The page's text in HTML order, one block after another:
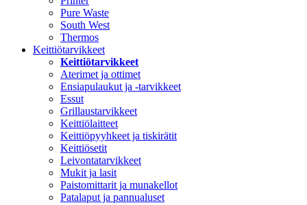
Pure Waste
South West
Thermos
Keittiötarvikkeet
Keittiötarvikkeet
Aterimet ja ottimet
Ensiapulaukut ja -tarvikkeet
Essut
Grillaustarvikkeet
Keittiölaitteet
Keittiöpyyhkeet ja tiskirätit
Keittiösetit
Leivontatarvikkeet
Mukit ja lasit
Paistomittarit ja munakellot
Patalaput ja pannualuset